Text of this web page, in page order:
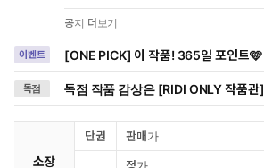
공지 더보기
이벤트 [ONE PICK] 이 작품! 365일 포인트🩷
독점 독점 작품 감상은 [RIDI ONLY 작품관]
소장
단권 판매가